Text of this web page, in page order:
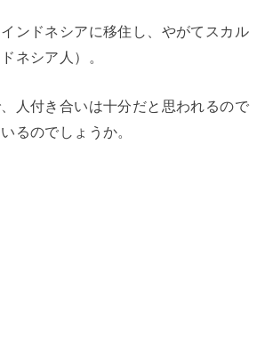
ンドネシアに移住し、やがてスカル
ネシア人）。
人付き合いは十分だと思われるので
るのでしょうか。